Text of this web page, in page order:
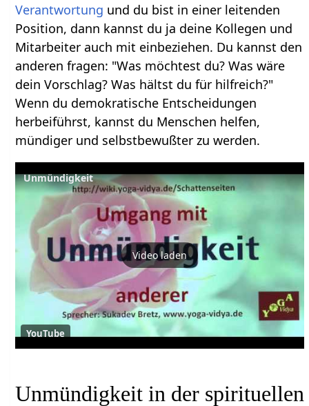
Verantwortung und du bist in einer leitenden
Position, dann kannst du ja deine Kollegen und
Mitarbeiter auch mit einbeziehen. Du kannst den
anderen fragen: "Was möchtest du? Was wäre
dein Vorschlag? Was hältst du für hilfreich?"
Wenn du demokratische Entscheidungen
herbeiführst, kannst du Menschen helfen,
mündiger und selbstbewußter zu werden.
Unmündigkeit
Video laden
YouTube
Unmündigkeit in der spirituellen